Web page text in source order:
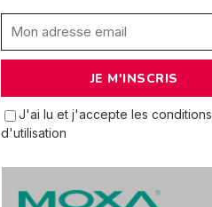
J'ai lu et j'accepte les conditions
d'utilisation